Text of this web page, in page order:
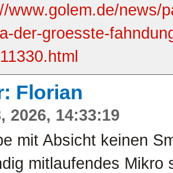
www.golem.de/news/
der-groesste-
Florian
2026, 14:33:19
mit Absicht keinen
mitlaufendes Mikro